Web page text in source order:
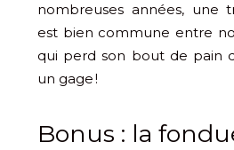
nombreuses années, une
est bien commune entre
qui perd son bout de pain
un gage !
Bonus : la